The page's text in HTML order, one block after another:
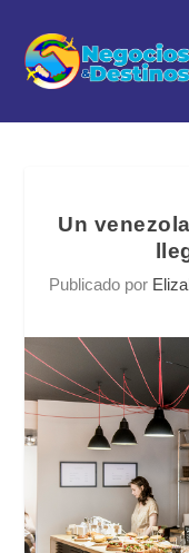
Un
Publicado por